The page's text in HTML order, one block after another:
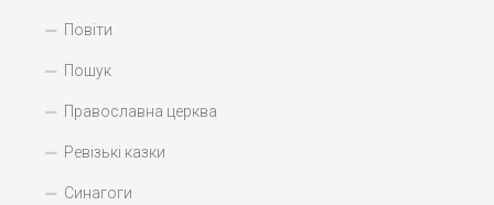
Повіти
Пошук
Православна церква
Ревізькі казки
Синагоги